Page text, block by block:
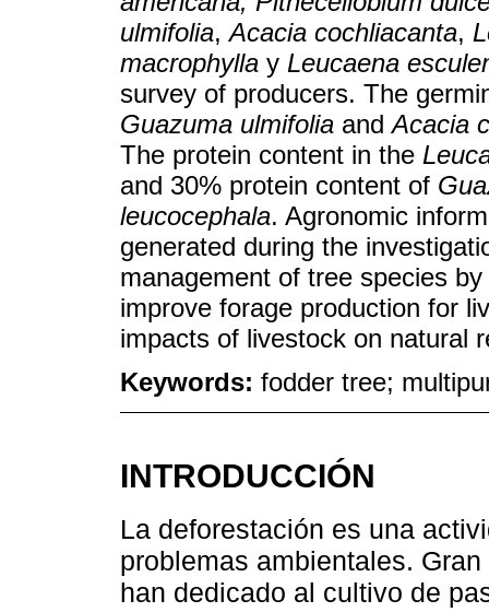
ulmifolia,Acacia cochliacanta,
macrophylla y Leucaena
survey of producers. The
Guazuma ulmifolia andAcacia
The protein content in the
and 30% protein content of
leucocephala. Agronomic
generated during the
management of tree species
improve forage production for
impacts of livestock on natural
Keywords: fodder tree;
INTRODUCCIÓN
La deforestación es una
problemas ambientales.
han dedicado al cultivo de